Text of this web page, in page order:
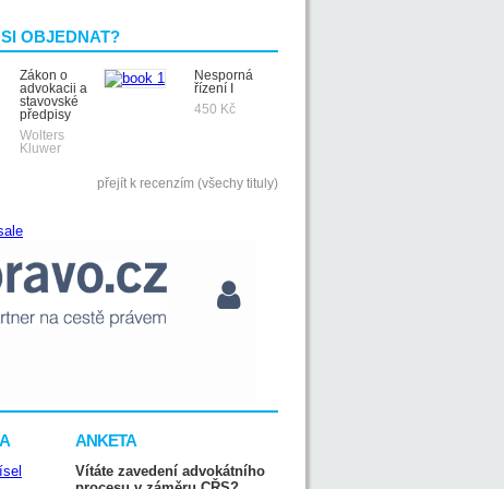
OBJEDNAT?
Zákon o
advokacii a
stavovské
předpisy
Wolters
Kluwer
Nesporná
řízení I
450 Kč
přejít k recenzím (všechy tituly)
ANKETA
Vítáte zavedení advokátního